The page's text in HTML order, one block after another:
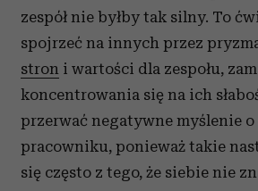
zespół nie byłby tak silny. To
spojrzeć na innych przez
stron i wartości dla zespołu,
koncentrowania się na ich
przerwać negatywne myślenie o
pracowniku, ponieważ takie
się często z tego, że siebie nie